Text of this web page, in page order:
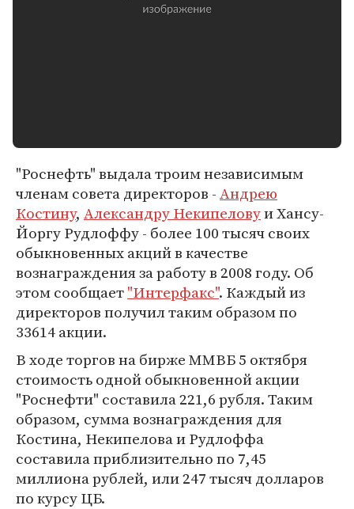
"Роснефть" выдала троим независимым
членам совета директоров -Андрею
Костину, Александру Некипеловуи Хансу-
Йоргу Рудлоффу - более 100 тысяч своих
обыкновенных акций в качестве
вознаграждения за работу в 2008 году. Об
этом сообщает"Интерфакс". Каждый из
директоров получил таким образом по
33614 акции.
В ходе торгов на бирже ММВБ 5 октября
стоимость одной обыкновенной акции
"Роснефти" составила 221,6 рубля. Таким
образом, сумма вознаграждения для
Костина, Некипелова и Рудлоффа
составила приблизительно по 7,45
миллиона рублей, или 247 тысяч долларов
по курсу ЦБ.